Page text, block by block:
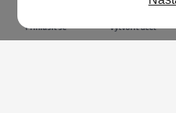
Přihlásit se Vytvořit účet